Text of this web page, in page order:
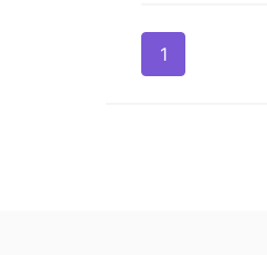
1